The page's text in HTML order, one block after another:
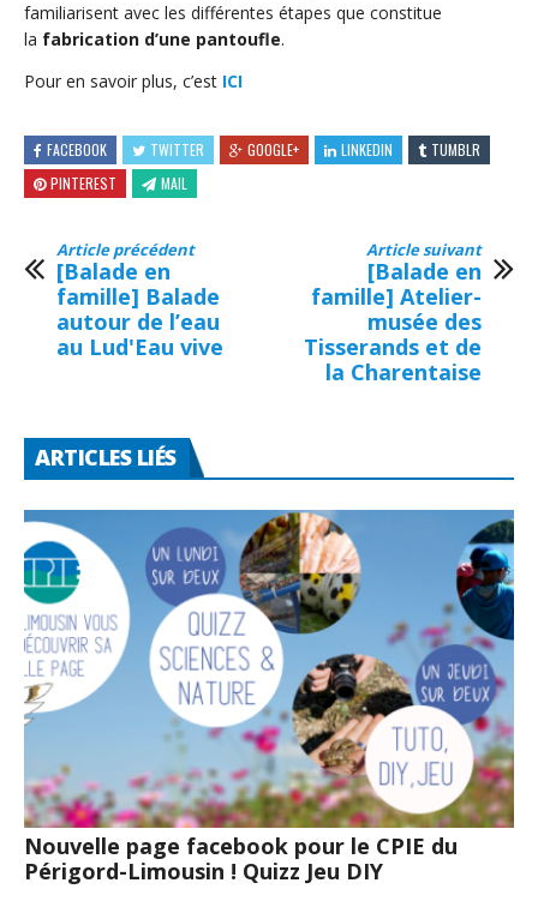
familiarisent avec les différentes étapes que constitue
la fabrication d’une pantoufle.
Pour en savoir plus, c’est ICI
FACEBOOK TWITTER GOOGLE+ LINKEDIN
TUMBLR
PINTEREST
MAIL
Article précédent
[Balade en
famille] Balade
autour de l’eau
au Lud'Eau vive
Article suivant
[Balade en
famille] Atelier-
musée des
Tisserands et de
la Charentaise
ARTICLES LIÉS
Nouvelle page facebook pour le CPIE du
Périgord-Limousin ! Quizz Jeu DIY